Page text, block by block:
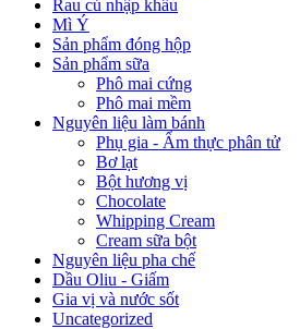
Rau củ nhập khẩu
Mì Ý
Sản phẩm đóng hộp
Sản phẩm sữa
Phô mai cứng
Phô mai mềm
Nguyên liệu làm bánh
Phụ gia - Ẩm thực phân tử
Bơ lạt
Bột hương vị
Chocolate
Whipping Cream
Cream sữa bột
Nguyên liệu pha chế
Dầu Oliu - Giấm
Gia vị và nước sốt
Uncategorized